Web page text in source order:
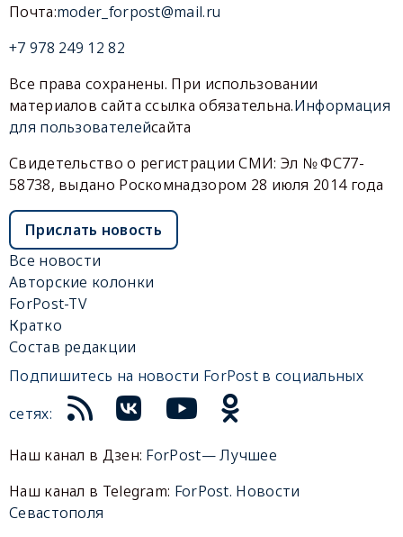
Почта:moder_forpost@mail.ru
+7 978 249 12 82
Все права сохранены. При использовании
материалов сайта ссылка обязательна.Информация
для пользователейсайта
Свидетельство о регистрации СМИ: Эл № ФС77-
58738, выдано Роскомнадзором 28 июля 2014 года
Прислать новость
Все новости
Авторские колонки
ForPost-TV
Кратко
Состав редакции
Подпишитесь на новости ForPost в социальных
сетях:
Наш канал в Дзен: ForPost— Лучшее
Наш канал в Telegram: ForPost. Новости
Севастополя